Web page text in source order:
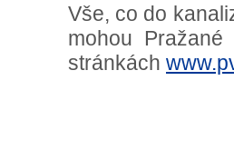
Vše, co do
mohou
stránkách